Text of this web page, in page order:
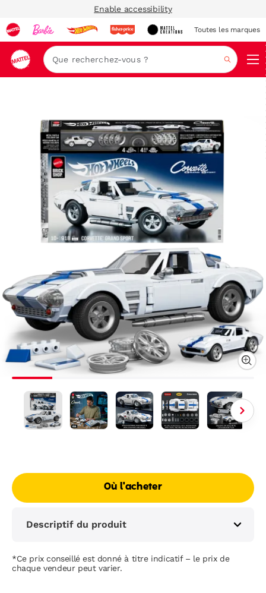
Enable accessibility
Toutes les marques
Où l'acheter
Descriptif du produit
*Ce prix conseillé est donné à titre indicatif – le prix de
chaque vendeur peut varier.